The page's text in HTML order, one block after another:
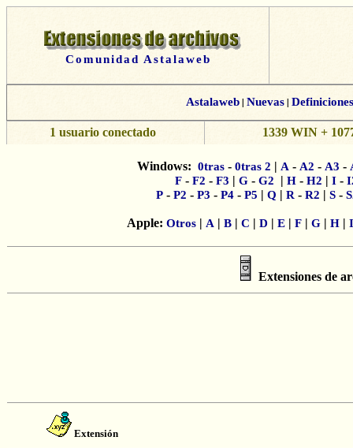
Comunidad Astalaweb
Astalaweb| Nuevas| Definiciones
1 usuario conectado 1339 WIN +
Windows: 0tras - 0tras 2 | A - A2 - A3 -
F - F2 - F3 | G - G2 | H - H2 | I -
P - P2 - P3 - P4 - P5 | Q | R - R2 | S -
Apple: Otros| A | B| C | D | E| F| G| H| I
Extensiones de
Extensión